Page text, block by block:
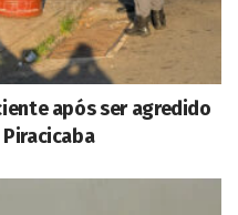
após ser agredido